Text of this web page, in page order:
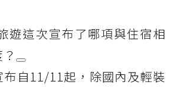
遊這次宣布了哪項與住宿相
布自11/11起，除國內及輕裝